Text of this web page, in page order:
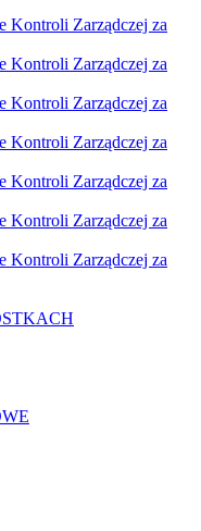
Kontroli Zarządczej za
Kontroli Zarządczej za
Kontroli Zarządczej za
Kontroli Zarządczej za
Kontroli Zarządczej za
Kontroli Zarządczej za
Kontroli Zarządczej za